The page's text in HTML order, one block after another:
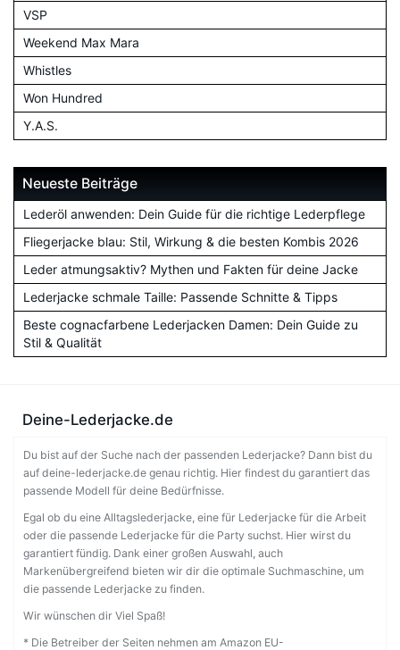
VSP
Weekend Max Mara
Whistles
Won Hundred
Y.A.S.
Neueste Beiträge
Lederöl anwenden: Dein Guide für die richtige Lederpflege
Fliegerjacke blau: Stil, Wirkung & die besten Kombis 2026
Leder atmungsaktiv? Mythen und Fakten für deine Jacke
Lederjacke schmale Taille: Passende Schnitte & Tipps
Beste cognacfarbene Lederjacken Damen: Dein Guide zu
Stil & Qualität
Deine-Lederjacke.de
Du bist auf der Suche nach der passenden Lederjacke? Dann bist du
auf deine-lederjacke.de genau richtig. Hier findest du garantiert das
passende Modell für deine Bedürfnisse.
Egal ob du eine Alltagslederjacke, eine für Lederjacke für die Arbeit
oder die passende Lederjacke für die Party suchst. Hier wirst du
garantiert fündig. Dank einer großen Auswahl, auch
Markenübergreifend bieten wir dir die optimale Suchmaschine, um
die passende Lederjacke zu finden.
Wir wünschen dir Viel Spaß!
* Die Betreiber der Seiten nehmen am Amazon EU-